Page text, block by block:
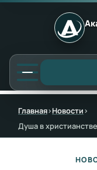
Главная›Новости›
Душа в